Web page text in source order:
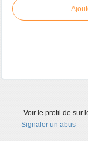
Voir le profil de sur
Signaler un abus